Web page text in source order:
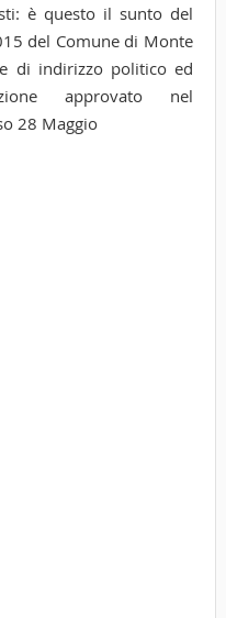
è questo il sunto del
del Comune di Monte
di indirizzo politico ed
approvato nel
28 Maggio